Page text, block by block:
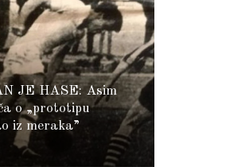
JE HASE: Asim
o „prototipu
iz meraka”